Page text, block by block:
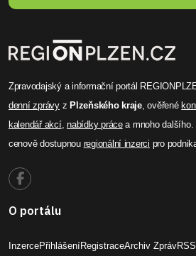
Zpravodajský a informační portál
denní zprávyz Plzeňského kraje, ověřené
kalendář akcí,nabídky prácea mnoho dalšího.
cenově dostupnou regionální inzerci pro
O portálu
InzercePřihlášeníRegistraceArchiv ZprávRSS